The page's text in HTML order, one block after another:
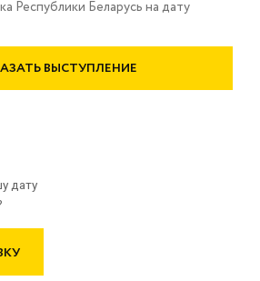
Республики Беларусь на дату
ВЫСТУПЛЕНИЕ
дату